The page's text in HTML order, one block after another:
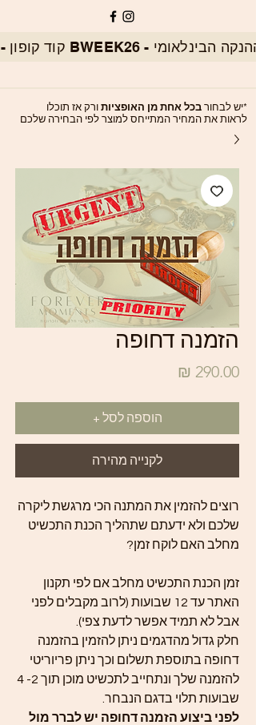
*יש לבחור בכל אחת מן האופציות ורק אז תוכלו
לראות את המחיר המתייחס למוצר לפי הבחירה שלכם
הזמנה דחופה
הוספה לסל +
לקנייה מהירה
רוצים להזמין את המתנה הכי מרגשת ליקרה
שלכם ולא ידעתם שתהליך הכנת התכשיט
מחלב האם לוקח זמן?
זמן הכנת התכשיט מחלב אם לפי תקנון
האתר עד 12 שבועות (לרוב מקבלים לפני
אבל לא תמיד אפשר לדעת צפי).
חלק גדול מהדגמים ניתן להזמין בהזמנה
דחופה בתוספת תשלום וכך ניתן פריוריטי
להזמנה שלך ונתחייב לתכשיט מוכן תוך 2- 4
שבועות תלוי בדגם הנבחר.
לפני ביצוע הזמנה דחופה יש לברר מול